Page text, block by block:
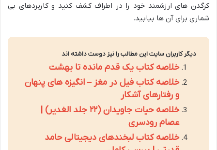
کرگدن های ارزشمند خود را در اطراف کشف کنید و کاربردهای بی
شماری برای آن ها بیابید.
دیگر کاربران سایت این مطالب را نیز دوست داشته اند
خلاصه کتاب یک قدم مانده تا بهشت
خلاصه کتاب فیل در مغز – انگیزه های پنهان
و رفتارهای آشکار
خلاصه حیات جاویدان (۲۲ جلد الغدیر) |
عصام رودسری
خلاصه کتاب لبخندهای دیجیتالی حامد